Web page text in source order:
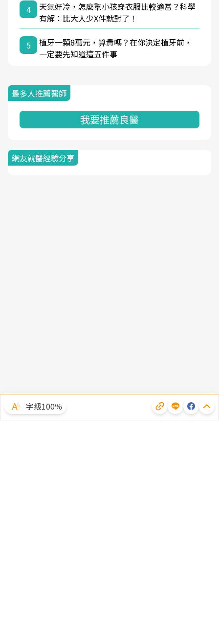
4
天氣好冷，怎麼幫小孩穿衣服比較適當？科學
有解：比大人少X件就對了！
5
植牙一顆8萬元，算貴嗎？在你決定植牙前，
一定要先知道這五件事
最多人推薦醫師
我要推薦良醫
網友就醫經驗分享
字級100％